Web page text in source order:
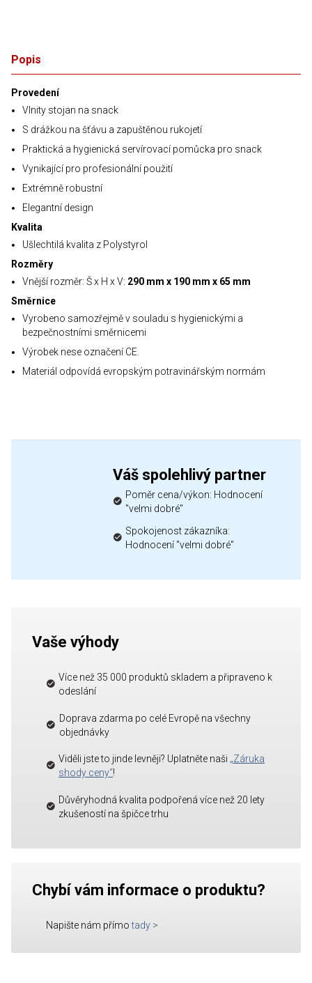
Popis
Provedení
Vlnity stojan na snack
S drážkou na šťávu a zapuštěnou rukojetí
Praktická a hygienická servírovací pomůcka pro snack
Vynikající pro profesionální použití
Extrémně robustní
Elegantní design
Kvalita
Ušlechtilá kvalita z Polystyrol
Rozměry
Vnější rozměr: Š x H x V: 290 mm x 190 mm x 65 mm
Směrnice
Vyrobeno samozřejmě v souladu s hygienickými a
bezpečnostními směrnicemi
Výrobek nese označení CE.
Materiál odpovídá evropským potravinářským normám
Váš spolehlivý partner
Poměr cena/výkon: Hodnocení
"velmi dobré"
Spokojenost zákazníka:
Hodnocení "velmi dobré"
Vaše výhody
Více než 35 000 produktů skladem a připraveno k
odeslání
Doprava zdarma po celé Evropě na všechny
objednávky
Viděli jste to jinde levněji? Uplatněte naši „Záruka
shody ceny“!
Důvěryhodná kvalita podpořená více než 20 lety
zkušeností na špičce trhu
Chybí vám informace o produktu?
Napište nám přímo tady >